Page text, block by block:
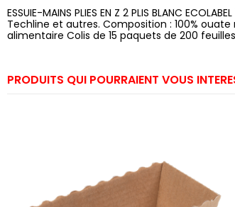
ESSUIE-MAINS PLIES EN Z 2 PLIS BLANC
Techline et autres. Composition : 100%
alimentaire Colis de 15 paquets de 200 feuilles
PRODUITS QUI POURRAIENT VOUS